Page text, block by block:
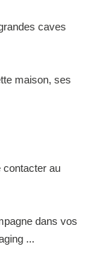
caves
maison, ses
contacter au
dans vos
...